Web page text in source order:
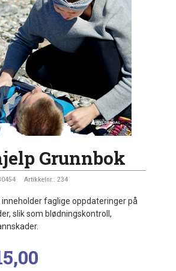
Grunnbok
Artikkelnr.: 234
inneholder faglige oppdateringer på
slik som blødningskontroll,